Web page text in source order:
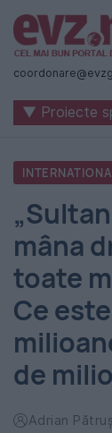
Știri
naționale
România
-
Zilei
▼ Proiecte
mâna
toate
Ce
de
Adrian